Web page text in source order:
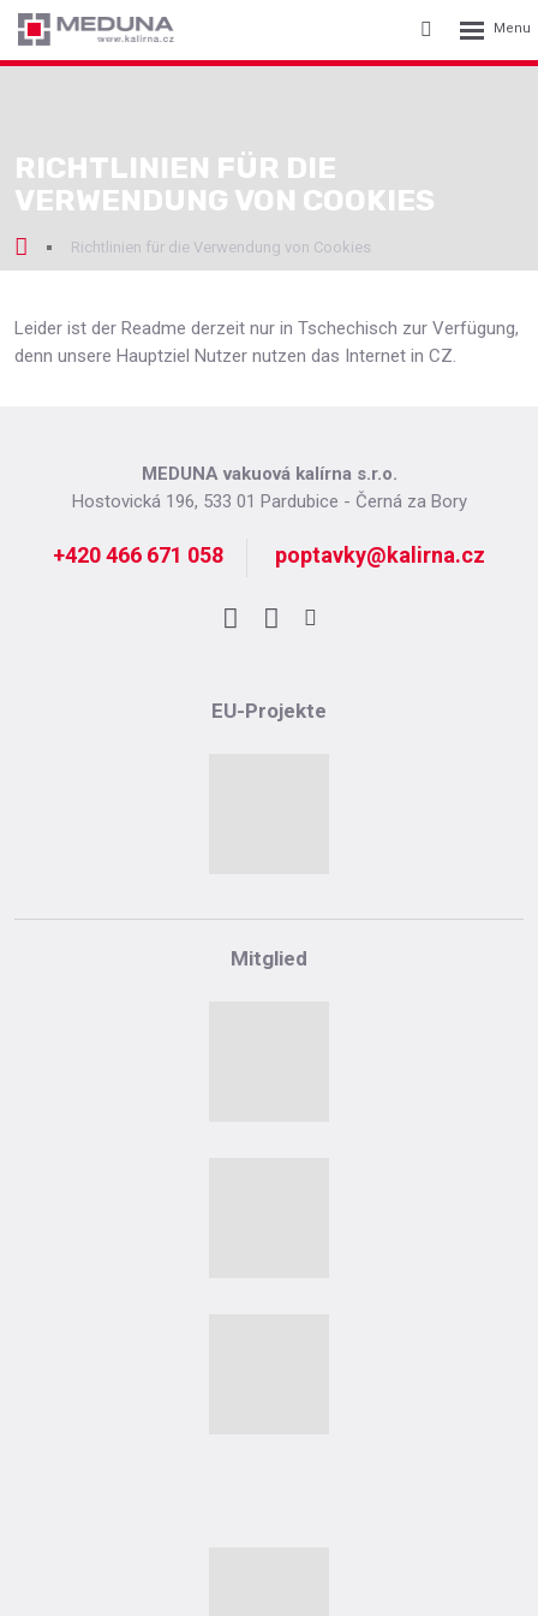
Vyhledávání
Rozbalení
RICHTLINIEN FÜR DIE
VERWENDUNG VON COOKIES
Richtlinien für die Verwendung von Cookies
Leider ist der Readme derzeit nur in Tschechisch zur Verfügung,
denn unsere Hauptziel Nutzer nutzen das Internet in CZ.
MEDUNA vakuová kalírna s.r.o.
Hostovická 196, 533 01 Pardubice - Černá za Bory
+420 466 671 058 poptavky@kalirna.cz
Facebook
LinkedIn
EU-Projekte
Mitglied